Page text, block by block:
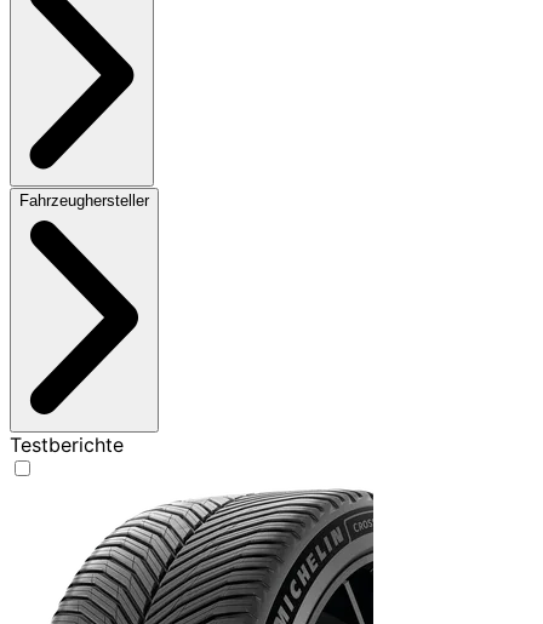
Fahrzeughersteller
Testberichte